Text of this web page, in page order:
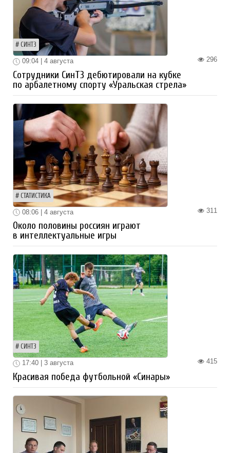
СИНТЗ
296
09:04 | 4 августа
Сотрудники СинТЗ дебютировали на кубке
по арбалетному спорту «Уральская стрела»
СТАТИСТИКА
311
08:06 | 4 августа
Около половины россиян играют
в интеллектуальные игры
СИНТЗ
415
17:40 | 3 августа
Красивая победа футбольной «Синары»